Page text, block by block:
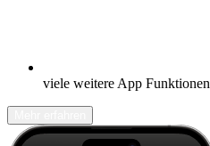
viele weitere App Funktionen